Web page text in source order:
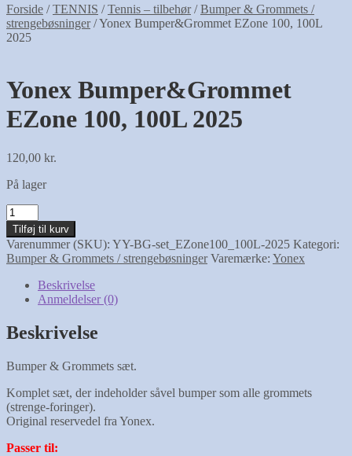
Forside /TENNIS /Tennis – tilbehør/Bumper & Grommets /
strengebøsninger/Yonex Bumper&Grommet EZone 100, 100L
2025
Yonex Bumper&Grommet
EZone 100, 100L 2025
120,00 kr.
På lager
Yonex
Bumper&Grommet
EZone
100,
100L
2025
antal
Tilføj til kurv
Varenummer (SKU): YY-BG-set_EZone100_100L-2025 Kategori:
Bumper & Grommets / strengebøsninger Varemærke: Yonex
Beskrivelse
Anmeldelser (0)
Beskrivelse
Bumper & Grommets sæt.
Komplet sæt, der indeholder såvel bumper som alle grommets
(strenge-foringer).
Original reservedel fra Yonex.
Passer til: